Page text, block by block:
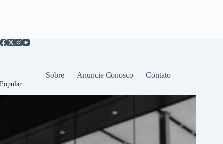
Sobre Anuncie Conosco Contato
Popular